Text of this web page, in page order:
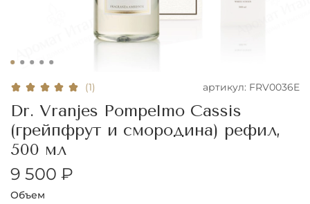
(1) артикул: FRV0036E
Dr. Vranjes Pompelmo Cassis
(грейпфрут и смородина) рефил,
500 мл
9 500 ₽
Объем